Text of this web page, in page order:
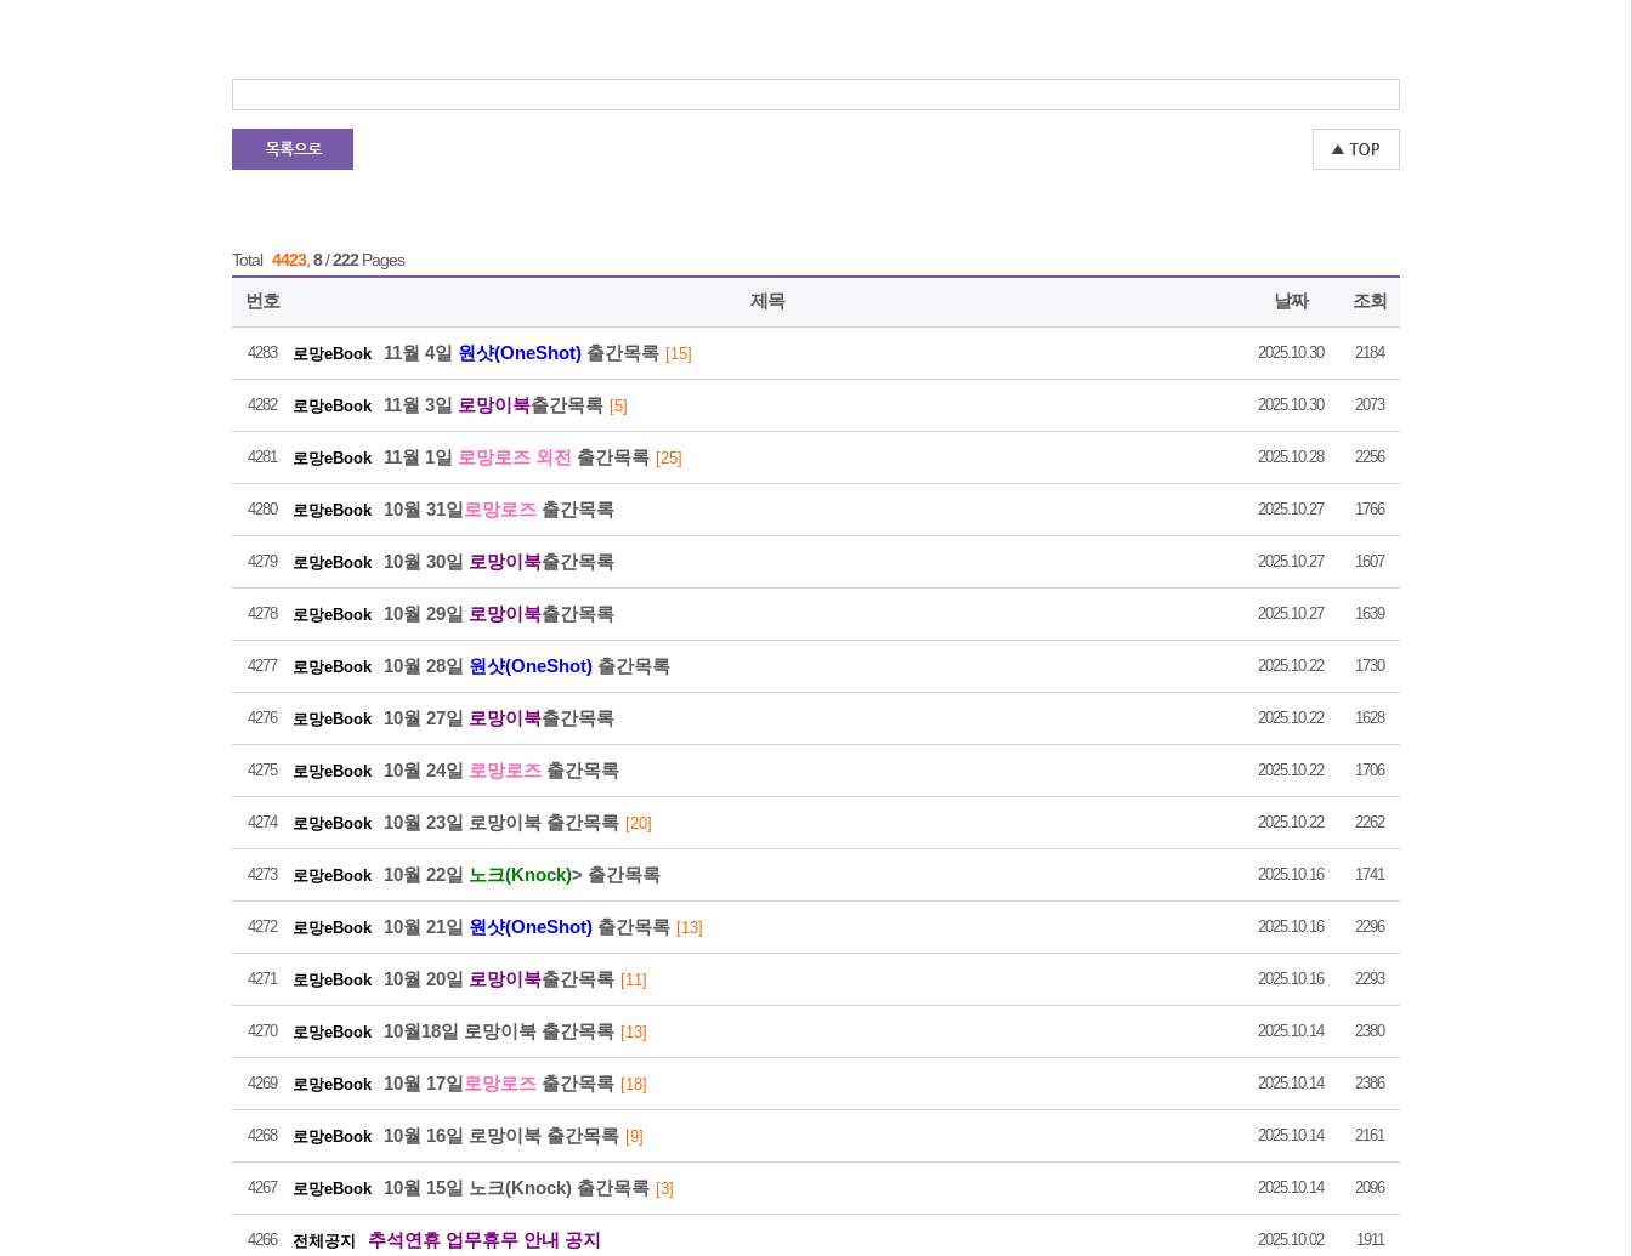
216⋅73⋅217⋅52
216⋅73⋅217⋅52
2026-08-08 PM 5:22:55
Total 4423, 8/222 Pages
번호 제목 날짜 조회
4283 로망eBook 11월 4일 원샷(OneShot) 출간목록 [15] 2025.10.30 2184
4282 로망eBook 11월 3일 로망이북출간목록 [5] 2025.10.30 2073
4281 로망eBook 11월 1일 로망로즈 외전 출간목록 [25] 2025.10.28 2256
4280 로망eBook 10월 31일 로망로즈 출간목록 2025.10.27 1766
4279 로망eBook 10월 30일 로망이북출간목록 2025.10.27 1607
4278 로망eBook 10월 29일 로망이북출간목록 2025.10.27 1639
4277 로망eBook 10월 28일 원샷(OneShot) 출간목록 2025.10.22 1730
4276 로망eBook 10월 27일 로망이북출간목록 2025.10.22 1628
4275 로망eBook 10월 24일 로망로즈 출간목록 2025.10.22 1706
4274 로망eBook 10월 23일 로망이북 출간목록 [20] 2025.10.22 2262
4273 로망eBook 10월 22일 노크(Knock)> 출간목록 2025.10.16 1741
4272 로망eBook 10월 21일 원샷(OneShot) 출간목록 [13] 2025.10.16 2296
4271 로망eBook 10월 20일 로망이북출간목록 [11] 2025.10.16 2293
4270 로망eBook 10월18일 로망이북 출간목록 [13] 2025.10.14 2380
4269 로망eBook 10월 17일 로망로즈 출간목록 [18] 2025.10.14 2386
4268 로망eBook 10월 16일 로망이북 출간목록 [9] 2025.10.14 2161
4267 로망eBook 10월 15일 노크(Knock) 출간목록 [3] 2025.10.14 2096
4266 전체공지 추석연휴 업무휴무 안내 공지 2025.10.02 1911